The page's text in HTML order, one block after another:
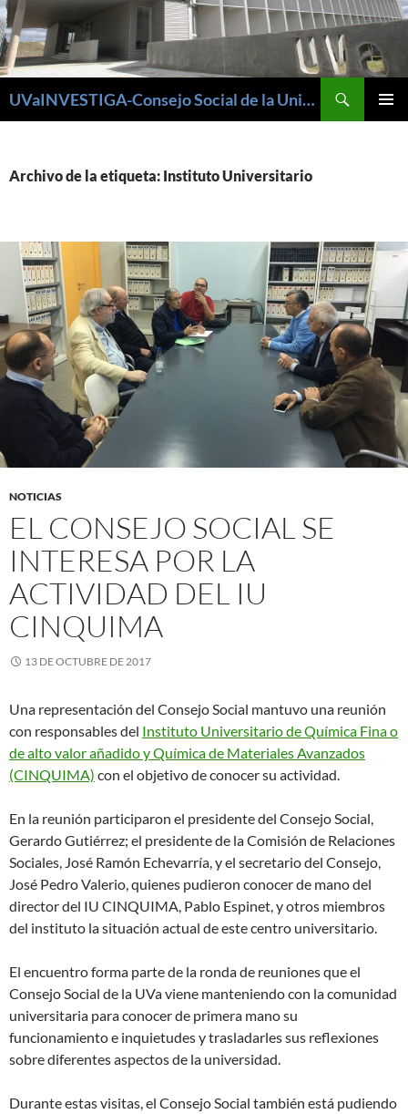
UVaINVESTIGA-Consejo Social de la Universidad de Valladolid
Archivo de la etiqueta: Instituto Universitario
NOTICIAS
EL CONSEJO SOCIAL SE
INTERESA POR LA
ACTIVIDAD DEL IU
CINQUIMA
13 DE OCTUBRE DE 2017
Una representación del Consejo Social mantuvo una reunión
con responsables del Instituto Universitario de Química Fina o
de alto valor añadido y Química de Materiales Avanzados
(CINQUIMA) con el objetivo de conocer su actividad.
En la reunión participaron el presidente del Consejo Social,
Gerardo Gutiérrez; el presidente de la Comisión de Relaciones
Sociales, José Ramón Echevarría, y el secretario del Consejo,
José Pedro Valerio, quienes pudieron conocer de mano del
director del IU CINQUIMA, Pablo Espinet, y otros miembros
del instituto la situación actual de este centro universitario.
El encuentro forma parte de la ronda de reuniones que el
Consejo Social de la UVa viene manteniendo con la comunidad
universitaria para conocer de primera mano su
funcionamiento e inquietudes y trasladarles sus reflexiones
sobre diferentes aspectos de la universidad.
Durante estas visitas, el Consejo Social también está pudiendo